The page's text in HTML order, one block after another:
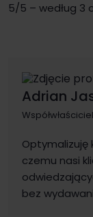
5/5 – według 3
Adrian
Optymalizuję
czemu nasi
bez